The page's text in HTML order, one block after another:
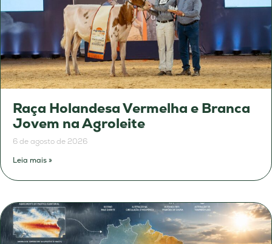
Raça Holandesa Vermelha e Branca
Jovem na Agroleite
6 de agosto de 2026
Leia mais »